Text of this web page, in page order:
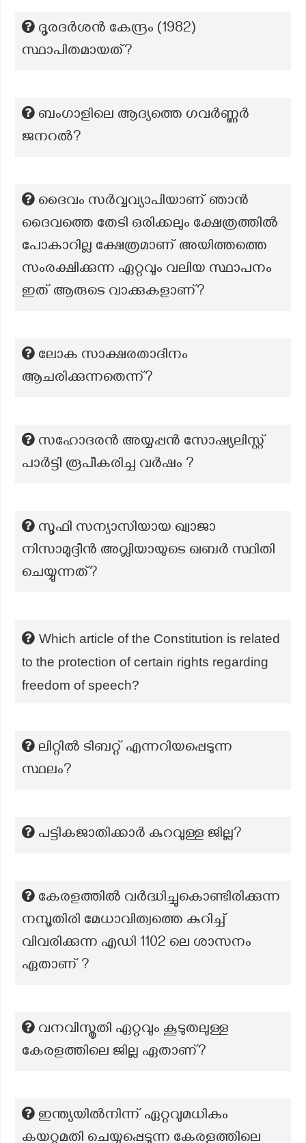
ദൂരദർശൻ കേന്ദ്രം (1982)
സ്ഥാപിതമായത്?
ബംഗാളിലെ ആദ്യത്തെ ഗവർണ്ണർ
ജനറൽ?
ദൈവം സർവ്വവ്യാപിയാണ് ഞാൻ
ദൈവത്തെ തേടി ഒരിക്കലും ക്ഷേത്രത്തിൽ
പോകാറില്ല ക്ഷേത്രമാണ് അയിത്തത്തെ
സംരക്ഷിക്കുന്ന ഏറ്റവും വലിയ സ്ഥാപനം
ഇത് ആരുടെ വാക്കുകളാണ്?
ലോക സാക്ഷരതാദിനം
ആചരിക്കുന്നതെന്ന്?
സഹോദരൻ അയ്യപ്പൻ സോഷ്യലിസ്റ്റ്
പാർട്ടി രൂപീകരിച്ച വർഷം ?
സൂഫി സന്യാസിയായ ഖ്വാജാ
നിസാമുദ്ദീൻ അവ്ലിയായുടെ ഖബർ സ്ഥിതി
ചെയ്യുന്നത്?
Which article of the Constitution is related
to the protection of certain rights regarding
freedom of speech?
ലിറ്റിൽ ടിബറ്റ് എന്നറിയപ്പെടുന്ന
സ്ഥലം?
പട്ടികജാതിക്കാർ കുറവുള്ള ജില്ല?
കേരളത്തിൽ വർദ്ധിച്ചുകൊണ്ടിരിക്കുന്ന
നമ്പൂതിരി മേധാവിത്വത്തെ കുറിച്ച്
വിവരിക്കുന്ന എഡി 1102 ലെ ശാസനം
ഏതാണ് ?
വനവിസ്തൃതി ഏറ്റവും കൂടുതലുള്ള
കേരളത്തിലെ ജില്ല ഏതാണ്?
ഇന്ത്യയിൽനിന്ന് ഏറ്റവുമധികം
കയറ്റുമതി ചെയ്യപ്പെടുന്ന കേരളത്തിലെ